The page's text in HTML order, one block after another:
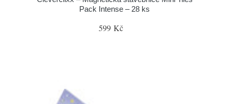
Pack Intense – 28 ks
599 Kč